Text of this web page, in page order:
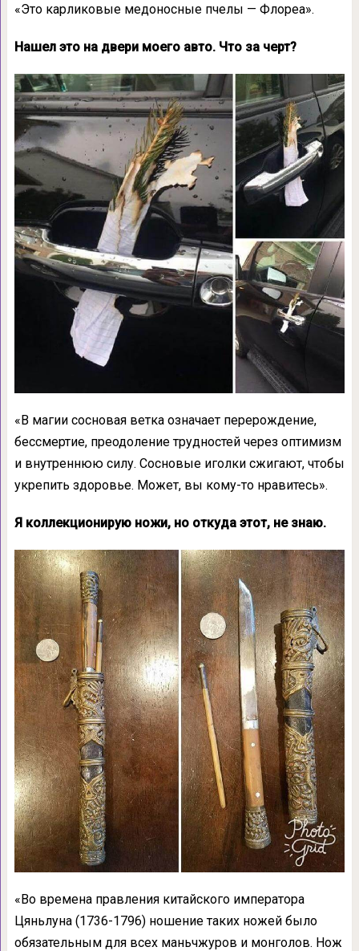
«Это карликовые медоносные пчелы — Флореа».
Нашел это на двери моего авто. Что за черт?
«В магии сосновая ветка означает перерождение,
бессмертие, преодоление трудностей через оптимизм
и внутреннюю силу. Сосновые иголки сжигают, чтобы
укрепить здоровье. Может, вы кому-то нравитесь».
Я коллекционирую ножи, но откуда этот, не знаю.
«Во времена правления китайского императора
Цяньлуна (1736-1796) ношение таких ножей было
обязательным для всех маньчжуров и монголов. Нож